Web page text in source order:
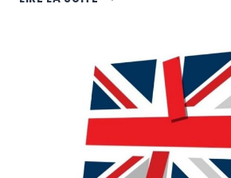
L'OPTIMISATION
DES
STOCKS